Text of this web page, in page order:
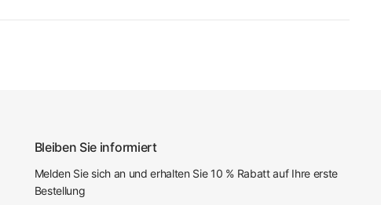
Bleiben Sie informiert
Melden Sie sich an und erhalten Sie 10 % Rabatt auf Ihre erste
Bestellung